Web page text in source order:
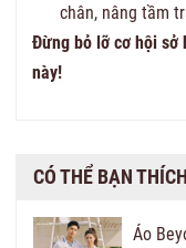
chân, nâng tầm
Đừng bỏ lỡ cơ hội sở
này!
CÓ THỂ BẠN THÍCH
Áo